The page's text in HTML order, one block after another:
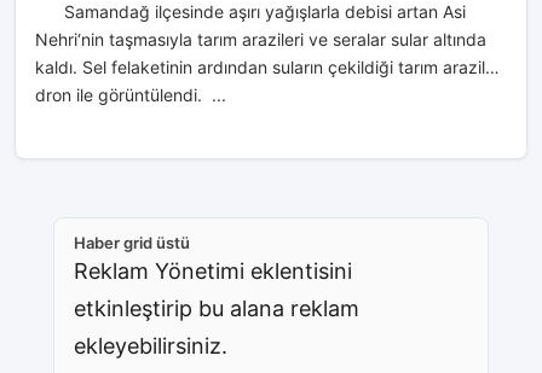
Samandağ ilçesinde aşırı yağışlarla debisi artan Asi
Nehri‘nin taşmasıyla tarım arazileri ve seralar sular altında
kaldı. Sel felaketinin ardından suların çekildiği tarım arazileri
dron ile görüntülendi. ...
Haber grid üstü
Reklam Yönetimi eklentisini
etkinleştirip bu alana reklam
ekleyebilirsiniz.